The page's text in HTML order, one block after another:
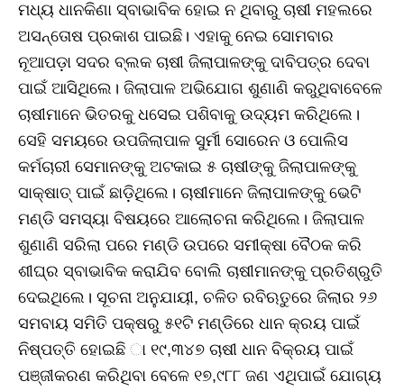
ମଧ୍ୟ ଧାନକିଣା ସ୍ବାଭାବିକ ହୋଇ ନ ଥିବାରୁ ଚାଷୀ ମହଲରେ
ଅସନ୍ତୋଷ ପ୍ରକାଶ ପାଇଛି। ଏହାକୁ ନେଇ ସୋମବାର
ନୂଆପଡ଼ା ସଦର ବ୍ଲକ ଚାଷୀ ଜିଲାପାଳଙ୍କୁ ଦାବିପତ୍ର ଦେବା
ପାଇଁ ଆସିଥିଲେ। ଜିଲାପାଳ ଅଭିଯୋଗ ଶୁଣାଣି କରୁଥିବାବେଳେ
ଚାଷୀମାନେ ଭିତରକୁ ଧସେଇ ପଶିବାକୁ ଉଦ୍ୟମ କରିଥିଲେ।
ସେହି ସମୟରେ ଉପଜିଲାପାଳ ସୁର୍ମୀ ସୋରେନ ଓ ପୋଲିସ
କର୍ମଚାରୀ ସେମାନଙ୍କୁ ଅଟକାଇ ୫ ଚାଷୀଙ୍କୁ ଜିଲାପାଳଙ୍କୁ
ସାକ୍ଷାତ୍‌ ପାଇଁ ଛାଡ଼ିଥିଲେ। ଚାଷୀମାନେ ଜିଲାପାଳଙ୍କୁ ଭେଟି
ମଣ୍ଡି ସମସ୍ୟା ବିଷୟରେ ଆଲୋଚନା କରିଥିଲେ। ଜିଲାପାଳ
ଶୁଣାଣି ସରିଲା ପରେ ମଣ୍ଡି ଉପରେ ସମୀକ୍ଷା ବୈଠକ କରି
ଶୀଘ୍ର ସ୍ବାଭାବିକ କରାଯିବ ବୋଲି ଚାଷୀମାନଙ୍କୁ ପ୍ରତିଶ୍ରୁତି
ଦେଇଥିଲେ। ସୂଚନା ଅନୁଯାୟୀ, ଚଳିତ ରବିଋତୁରେ ଜିଲାର ୨୬
ସମବାୟ ସମିତି ପକ୍ଷରୁ ୫୧ଟି ମଣ୍ଡିରେ ଧାନ କ୍ରୟ ପାଇଁ
ନିଷ୍ପତ୍ତି ହୋଇଛି ା ୧୯,୩୪୭ ଚାଷୀ ଧାନ ବିକ୍ରୟ ପାଇଁ
ପଞ୍ଜୀକରଣ କରିଥିବା ବେଳେ ୧୭,୯୮୮ ଜଣ ଏଥିପାଇଁ ଯୋଗ୍ୟ